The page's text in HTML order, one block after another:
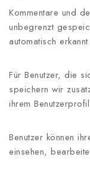
Kommentare und
unbegrenzt
automatisch
Für Benutzer, die
speichern wir
ihrem
Benutzer können
einsehen,